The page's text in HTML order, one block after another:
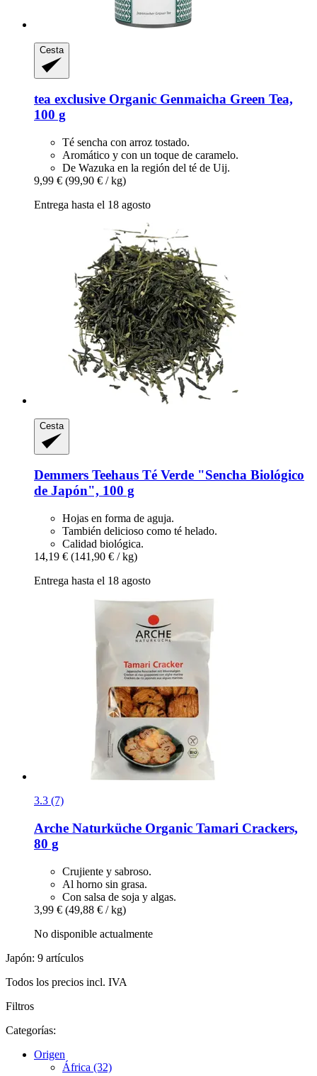
Cesta
tea exclusive Organic Genmaicha Green Tea,
100 g
Té sencha con arroz tostado.
Aromático y con un toque de caramelo.
De Wazuka en la región del té de Uij.
9,99 € (99,90 € / kg)
Entrega hasta el 18 agosto
Cesta
Demmers Teehaus Té Verde "Sencha Biológico
de Japón", 100 g
Hojas en forma de aguja.
También delicioso como té helado.
Calidad biológica.
14,19 € (141,90 € / kg)
Entrega hasta el 18 agosto
3.3 (7)
Arche Naturküche Organic Tamari Crackers,
80 g
Crujiente y sabroso.
Al horno sin grasa.
Con salsa de soja y algas.
3,99 € (49,88 € / kg)
No disponible actualmente
Japón: 9 artículos
Todos los precios incl. IVA
Filtros
Categorías:
Origen
África (32)